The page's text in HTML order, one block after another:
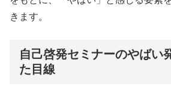
きます。
自己啓発セミナーのやばい
た目線